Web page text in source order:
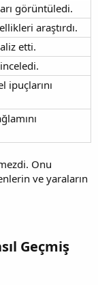
görüntüledi.
araştırdı.
etti.
ipuçlarını
Onu
ve yaraların
Geçmiş